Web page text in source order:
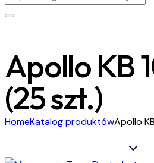
Apollo KB
(25 szt.)
HomeKatalog produktówApollo